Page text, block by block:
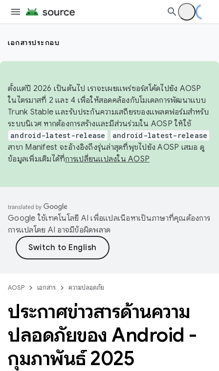
เอกสารประกอบ
ตั้งแต่ปี 2026 เป็นต้นไป เราจะเผยแพร่ซอร์สโค้ดไปยัง AOSP
ในไตรมาสที่ 2 และ 4 เพื่อให้สอดคล้องกับโมเดลการพัฒนาแบบ
Trunk Stable และรับประกันความเสถียรของแพลตฟอร์มสำหรับ
ระบบนิเวศ หากต้องการสร้างและมีส่วนร่วมใน AOSP ให้ใช้
android-latest-release android-latest-release
สาขา Manifest จะอ้างอิงถึงรุ่นล่าสุดที่พุชไปยัง AOSP เสมอ ดู
ข้อมูลเพิ่มเติมได้ที่การเปลี่ยนแปลงใน AOSP
Google ใช้เทคโนโลยี AI เพื่อแปลเนื้อหาเป็นภาษาที่คุณต้องการ
การแปลโดย AI อาจมีข้อผิดพลาด
AOSP เอกสาร ความปลอดภัย
ประกาศข่าวสารด้านความ
ปลอดภัยของ Android -
กุมภาพันธ์ 2025